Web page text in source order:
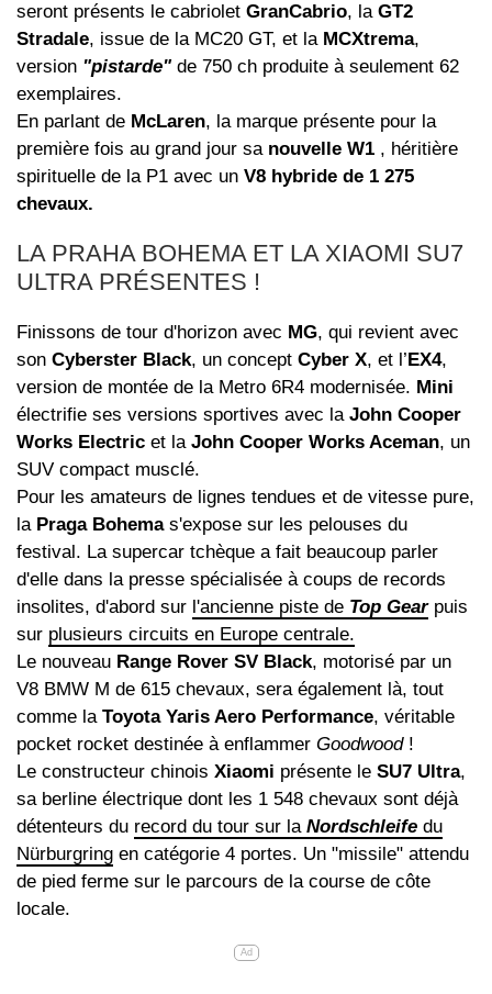
seront présents le cabriolet GranCabrio, la GT2
Stradale, issue de la MC20 GT, et la MCXtrema,
version "pistarde"de 750 ch produite à seulement 62
exemplaires.
En parlant de McLaren, la marque présente pour la
première fois au grand jour sa nouvelle W1 , héritière
spirituelle de la P1 avec un V8 hybride de 1 275
chevaux.
LA PRAHA BOHEMA ET LA XIAOMI SU7
ULTRA PRÉSENTES !
Finissons de tour d'horizon avec MG, qui revient avec
son Cyberster Black, un concept Cyber X, et l’ EX4,
version de montée de la Metro 6R4 modernisée. Mini
électrifie ses versions sportives avec la John Cooper
Works Electric et la John Cooper Works Aceman, un
SUV compact musclé.
Pour les amateurs de lignes tendues et de vitesse pure,
la Praga Bohema s'expose sur les pelouses du
festival. La supercar tchèque a fait beaucoup parler
d'elle dans la presse spécialisée à coups de records
insolites, d'abord sur l'ancienne piste de Top Gearpuis
sur plusieurs circuits en Europe centrale.
Le nouveau Range Rover SV Black, motorisé par un
V8 BMW M de 615 chevaux, sera également là, tout
comme la Toyota Yaris Aero Performance, véritable
pocket rocket destinée à enflammer Goodwood!
Le constructeur chinois Xiaomi présente le SU7 Ultra,
sa berline électrique dont les 1 548 chevaux sont déjà
détenteurs du record du tour sur la Nordschleife du
Nürburgring en catégorie 4 portes. Un "missile" attendu
de pied ferme sur le parcours de la course de côte
locale.
Ad